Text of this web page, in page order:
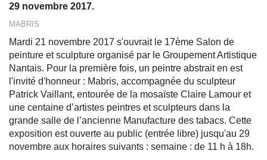
29 novembre 2017.
MABRIS
Mardi 21 novembre 2017 s'ouvrait le 17ème Salon de
peinture et sculpture organisé par le Groupement Artistique
Nantais. Pour la première fois, un peintre abstrait en est
l'invité d'honneur : Mabris, accompagnée du sculpteur
Patrick Vaillant, entourée de la mosaïste Claire Lamour et
une centaine d’artistes peintres et sculpteurs dans la
grande salle de l’ancienne Manufacture des tabacs. Cette
exposition est ouverte au public (entrée libre) jusqu'au 29
novembre aux horaires suivants : semaine : de 11 h à 18h.